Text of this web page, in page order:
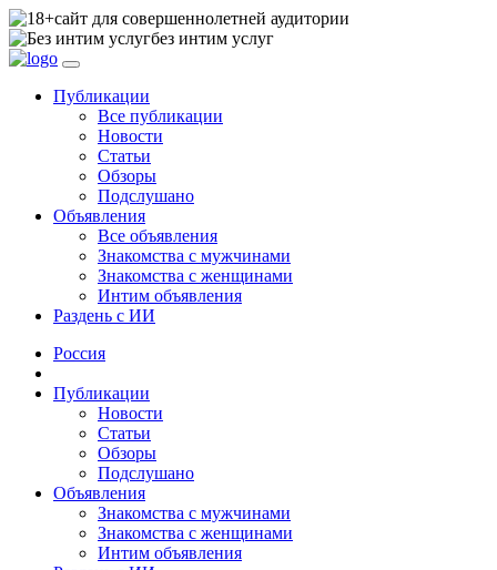
сайт для совершеннолетней аудитории
без интим услуг
Публикации
Все публикации
Новости
Статьи
Обзоры
Подслушано
Объявления
Все объявления
Знакомства с мужчинами
Знакомства с женщинами
Интим объявления
Раздень с ИИ
Россия
Публикации
Новости
Статьи
Обзоры
Подслушано
Объявления
Знакомства с мужчинами
Знакомства с женщинами
Интим объявления